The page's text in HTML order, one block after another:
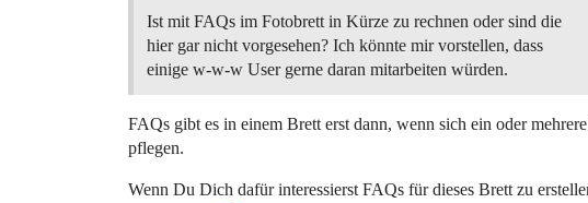
Ist mit FAQs im Fotobrett in Kürze zu rechnen oder sind die
hier gar nicht vorgesehen? Ich könnte mir vorstellen, dass
einige w-w-w User gerne daran mitarbeiten würden.
FAQs gibt es in einem Brett erst dann, wenn sich ein oder
pflegen.
Wenn Du Dich dafür interessierst FAQs für dieses Brett zu